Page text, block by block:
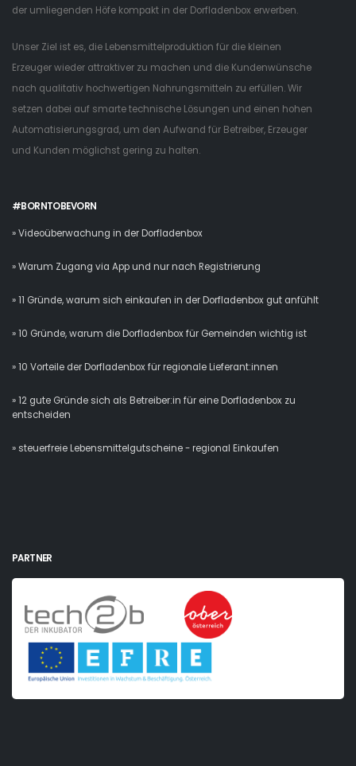
der umliegenden Höfe kompakt in der Dorfladenbox erwerben.
Unser Ziel ist es, die Lebensmittelproduktion für die kleinen
Erzeuger wieder attraktiver zu machen und die Kundenwünsche
nach qualitativ hochwertigen Nahrungsmitteln zu erfüllen. Wir
setzen dabei auf smarte technische Lösungen und einen hohen
Automatisierungsgrad, um den Aufwand für Betreiber, Erzeuger
und Kunden möglichst gering zu halten.
#BORNTOBEVORN
» Videoüberwachung in der Dorfladenbox
» Warum Zugang via App und nur nach Registrierung
» 11 Gründe, warum sich einkaufen in der Dorfladenbox gut anfühlt
» 10 Gründe, warum die Dorfladenbox für Gemeinden wichtig ist
» 10 Vorteile der Dorfladenbox für regionale Lieferant:innen
» 12 gute Gründe sich als Betreiber:in für eine Dorfladenbox zu
entscheiden
» steuerfreie Lebensmittelgutscheine - regional Einkaufen
PARTNER